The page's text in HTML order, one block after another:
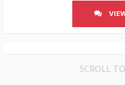
VIEW
SCROLL